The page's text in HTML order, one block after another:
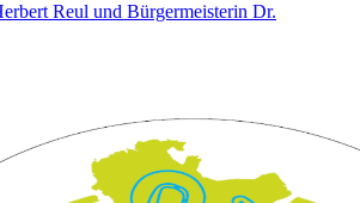
Reul und Bürgermeisterin Dr.